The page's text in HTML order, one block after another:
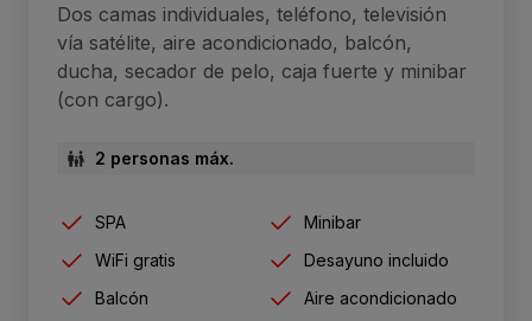
Dos camas individuales, teléfono, televisión
vía satélite, aire acondicionado, balcón,
ducha, secador de pelo, caja fuerte y minibar
(con cargo).
2 personas máx.
SPA
Minibar
WiFi gratis
Desayuno incluido
Balcón
Aire acondicionado